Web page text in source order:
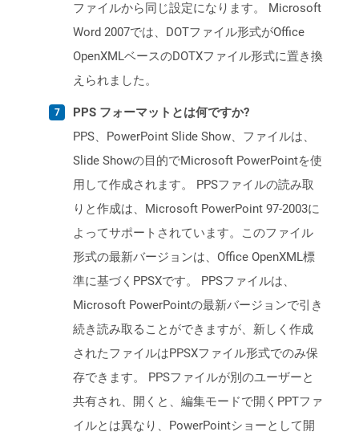
ファイルから同じ設定になります。 Microsoft
Word 2007では、DOTファイル形式がOffice
OpenXMLベースのDOTXファイル形式に置き換
えられました。
PPS フォーマットとは何ですか?
PPS、PowerPoint Slide Show、ファイルは、
Slide Showの目的でMicrosoft PowerPointを使
用して作成されます。 PPSファイルの読み取
りと作成は、Microsoft PowerPoint 97-2003に
よってサポートされています。このファイル
形式の最新バージョンは、Office OpenXML標
準に基づくPPSXです。 PPSファイルは、
Microsoft PowerPointの最新バージョンで引き
続き読み取ることができますが、新しく作成
されたファイルはPPSXファイル形式でのみ保
存できます。 PPSファイルが別のユーザーと
共有され、開くと、編集モードで開くPPTファ
イルとは異なり、PowerPointショーとして開